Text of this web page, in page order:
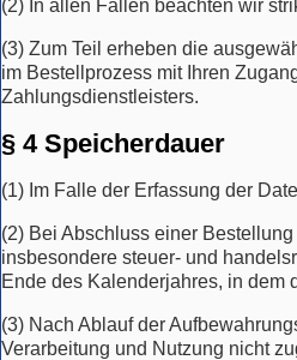
(2) In allen Fällen beachten wir
(3) Zum Teil erheben die
im Bestellprozess mit Ihren
Zahlungsdienstleisters.
§ 4 Speicherdauer
(1) Im Falle der Erfassung der
(2) Bei Abschluss einer
insbesondere steuer- und
Ende des Kalenderjahres, in dem
(3) Nach Ablauf der
Verarbeitung und Nutzung nicht